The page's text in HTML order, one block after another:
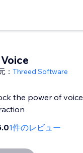
： Threed Software
the power of voice
1件のレビュー